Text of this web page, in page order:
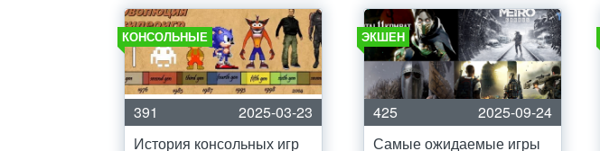
КОНСОЛЬНЫЕ
391
2025-03-23
История консольных игр
ЭКШЕН
425
2025-09-24
Самые ожидаемые игры